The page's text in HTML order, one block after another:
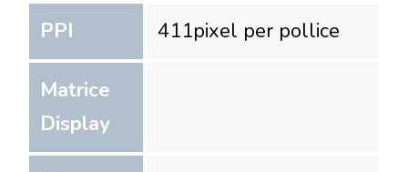
PPI 411pixel per pollice
Matrice
Display